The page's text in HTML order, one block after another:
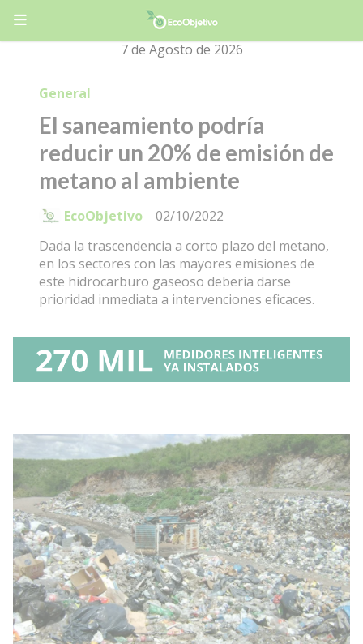
7 de Agosto de 2026
El saneamiento podría
reducir un 20% de emisión de
metano al ambiente
Dada la trascendencia a corto plazo del metano,
en los sectores con las mayores emisiones de
este hidrocarburo gaseoso debería darse
prioridad inmediata a intervenciones eficaces.
General
02/10/2022
EcoObjetivo